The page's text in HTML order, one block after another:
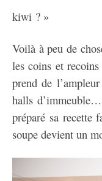
kiwi ? »
Voilà à peu de
les coins et
prend de
halls
préparé sa recette
soupe devient un